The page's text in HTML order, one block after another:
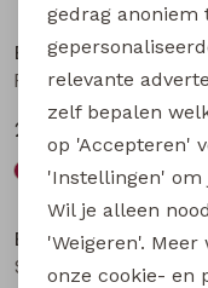
Bakkaboe
24,99
Bakkaboe
gedrag anoniem
relevante
zelf bepalen
op 'Accepteren'
'Instellingen' om
Wil je alleen
'Weigeren'. Meer
onze cookie- en